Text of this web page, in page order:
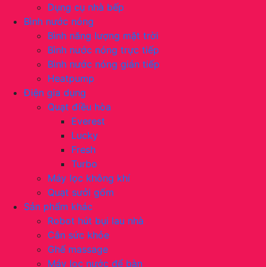
Dụng cụ nhà bếp
Bình nước nóng
Bình năng lượng mặt trời
Bình nước nóng trực tiếp
Bình nước nóng gián tiếp
Heatpump
Điện gia dụng
Quạt điều hòa
Everest
Lucky
Fresh
Turbo
Máy lọc không khí
Quạt sưởi gốm
Sản phẩm khác
Robot hút bụi lau nhà
Cân sức khỏe
Ghế massage
Máy lọc nước để bàn